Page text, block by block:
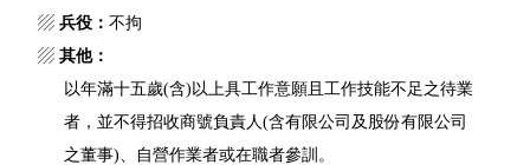
▨ 兵役： 不拘
▨ 其他：
以年滿十五歲(含)以上具工作意願且工作技能不足之待業
者，並不得招收商號負責人(含有限公司及股份有限公司
之董事)、自營作業者或在職者參訓。